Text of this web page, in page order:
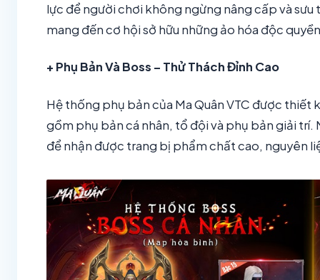
lực để người chơi không ngừng nâng cấp và
mang đến cơ hội sở hữu những ảo hóa độc
+ Phụ Bản Và Boss – Thử Thách Đỉnh Cao
Hệ thống phụ bản của Ma Quân VTC được thiết
gồm phụ bản cá nhân, tổ đội và phụ bản giải
để nhận được trang bị phẩm chất cao, nguyên